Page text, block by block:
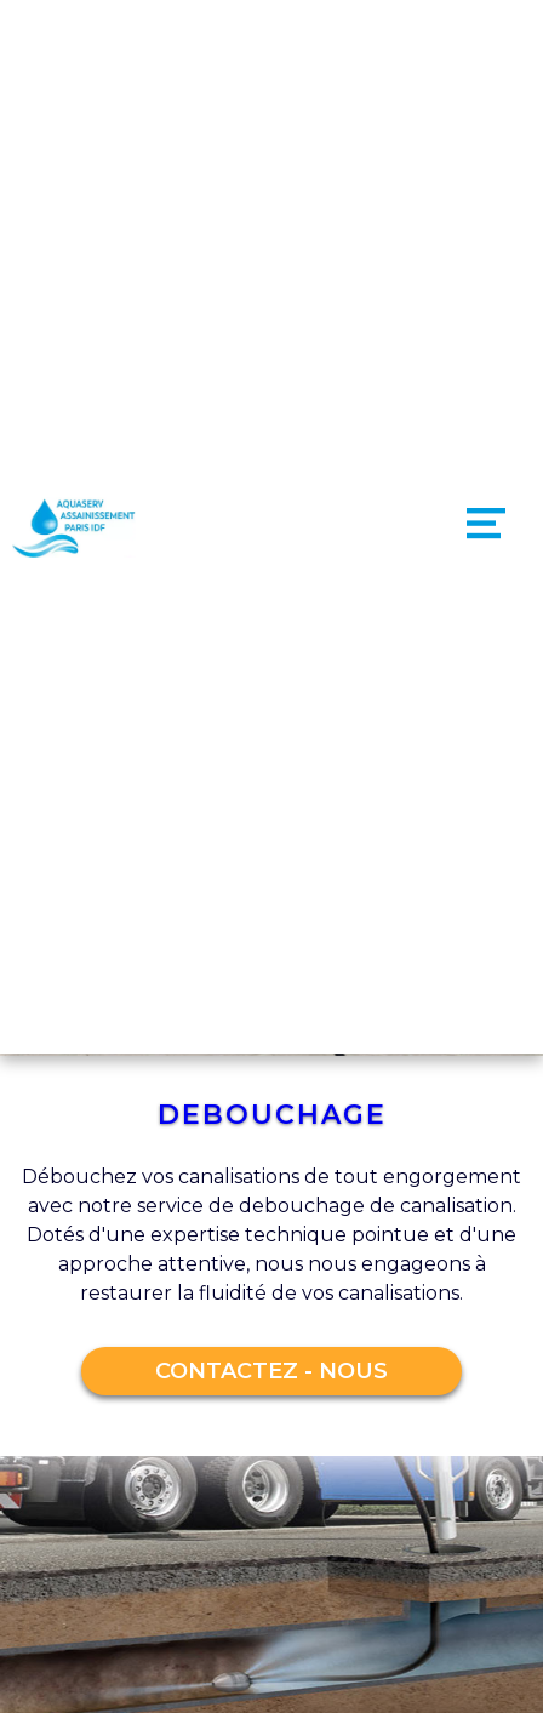
DEBOUCHAGE
Débouchez vos canalisations de tout engorgement
avec notre service de debouchage de canalisation.
Dotés d'une expertise technique pointue et d'une
approche attentive, nous nous engageons à
restaurer la fluidité de vos canalisations.
CONTACTEZ - NOUS